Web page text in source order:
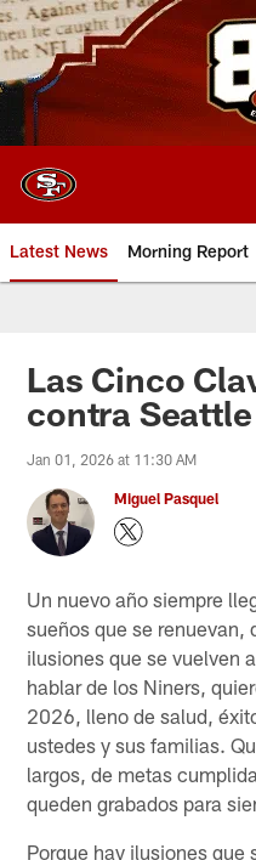
Skip
to
main
content
Latest News Morning Report
Las Cinco
contra Seattle
Jan 01, 2026 at 11:30 AM
Miguel Pasquel
Un nuevo año siempre
sueños que se renuevan,
ilusiones que se vuelven
hablar de los Niners,
2026, lleno de salud,
ustedes y sus familias.
largos, de metas
queden grabados para
Porque hay ilusiones que